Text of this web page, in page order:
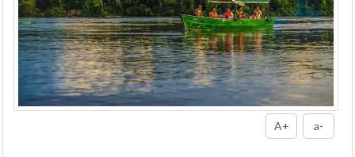
A+ a-